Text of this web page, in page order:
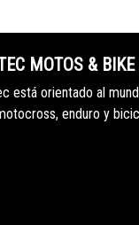
MOTOS & BIKE
está orientado al
enduro y